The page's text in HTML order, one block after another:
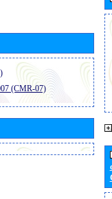
(CMR-07)